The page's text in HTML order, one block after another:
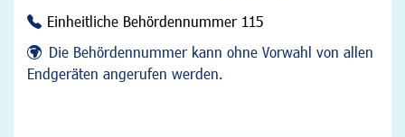
Einheitliche Behördennummer 115
Die Behördennummer kann ohne Vorwahl von allen
Endgeräten angerufen werden.